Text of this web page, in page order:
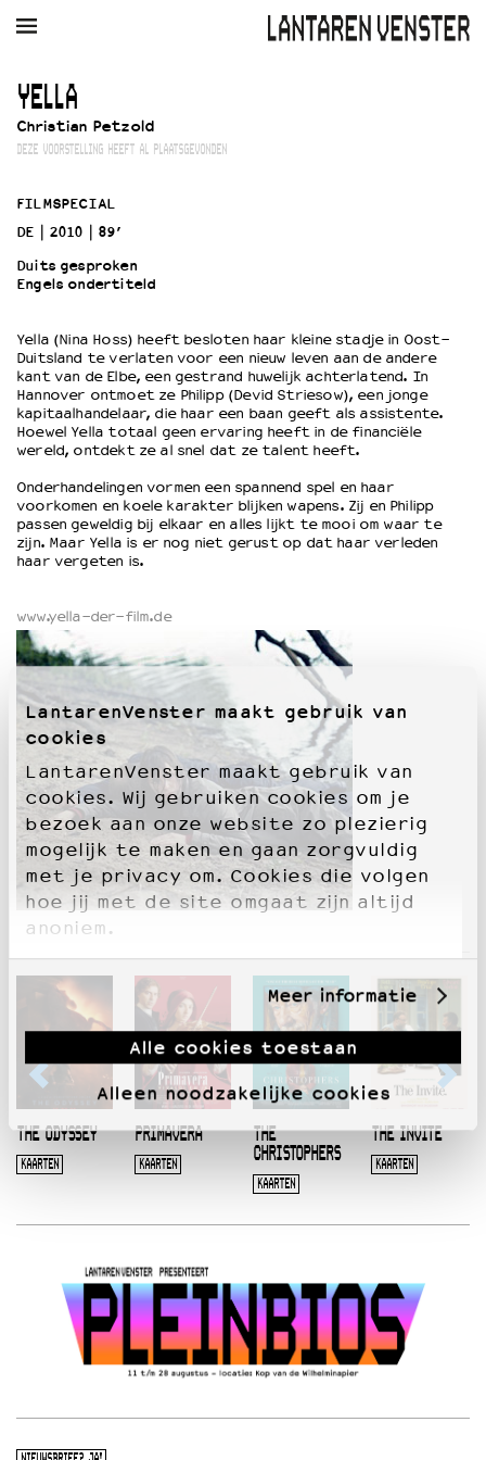
LantarenVenster maakt gebruik van
cookies
LantarenVenster maakt gebruik van
cookies. Wij gebruiken cookies om je
bezoek aan onze website zo plezierig
mogelijk te maken en gaan zorgvuldig
met je privacy om. Cookies die volgen
hoe jij met de site omgaat zijn altijd
anoniem.
Meer informatie
Alle cookies toestaan
Alleen noodzakelijke cookies
AGENDA
Winkelmandje
Zoek
Openingstijden & contact
Bereikbaarheid
Kaartverkoop
EDUCATIE
Schoolvoorstellingen
Filmprogramma’s Primair Onderwijs
Filmprogramma’s VO/MBO
Speciale educatieprogramma’s
OVER LANTARENVENSTER
Wat we doen
Wie is wie
Word vriend
Partners
Huisregels
Privacyverklaring
Integriteits- en gedragscode
Duurzaamheid
Culturele boycot Israël
Ruimte voor artistieke vrijheid – VNPF
YELLA
Christian Petzold
DEZE VOORSTELLING HEEFT AL PLAATSGEVONDEN
FILMSPECIAL
DE
2010
89’
Duits gesproken
Engels ondertiteld
Yella (Nina Hoss) heeft besloten haar kleine stadje in Oost-
Duitsland te verlaten voor een nieuw leven aan de andere
kant van de Elbe, een gestrand huwelijk achterlatend. In
Hannover ontmoet ze Philipp (Devid Striesow), een jonge
kapitaalhandelaar, die haar een baan geeft als assistente.
Hoewel Yella totaal geen ervaring heeft in de financiële
wereld, ontdekt ze al snel dat ze talent heeft.
Onderhandelingen vormen een spannend spel en haar
voorkomen en koele karakter blijken wapens. Zij en Philipp
passen geweldig bij elkaar en alles lijkt te mooi om waar te
zijn. Maar Yella is er nog niet gerust op dat haar verleden
haar vergeten is.
www.yella-der-film.de
THE ODYSSEY
KAARTEN
PRIMAVERA
KAARTEN
THE
CHRISTOPHERS
KAARTEN
THE INVITE
KAARTEN